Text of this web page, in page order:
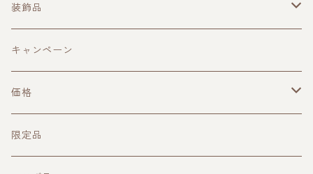
マスク
バック
キーケース
ネーム、IDホルダー
装飾品
ピアス
ペンダント
イヤーカフ
キャンペーン
価格
1000円台
限定品